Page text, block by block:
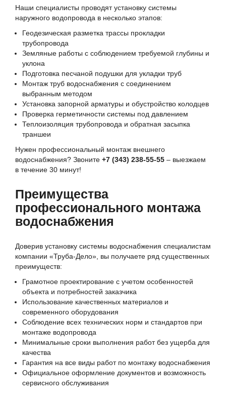
Наши специалисты проводят установку системы
наружного водопровода в несколько этапов:
Геодезическая разметка трассы прокладки
трубопровода
Земляные работы с соблюдением требуемой глубины и
уклона
Подготовка песчаной подушки для укладки труб
Монтаж труб водоснабжения с соединением
выбранным методом
Установка запорной арматуры и обустройство колодцев
Проверка герметичности системы под давлением
Теплоизоляция трубопровода и обратная засыпка
траншеи
Нужен профессиональный монтаж внешнего
водоснабжения? Звоните +7 (343) 238-55-55 – выезжаем
в течение 30 минут!
Преимущества
профессионального монтажа
водоснабжения
Доверив установку системы водоснабжения специалистам
компании «Труба-Дело», вы получаете ряд существенных
преимуществ:
Грамотное проектирование с учетом особенностей
объекта и потребностей заказчика
Использование качественных материалов и
современного оборудования
Соблюдение всех технических норм и стандартов при
монтаже водопровода
Минимальные сроки выполнения работ без ущерба для
качества
Гарантия на все виды работ по монтажу водоснабжения
Официальное оформление документов и возможность
сервисного обслуживания